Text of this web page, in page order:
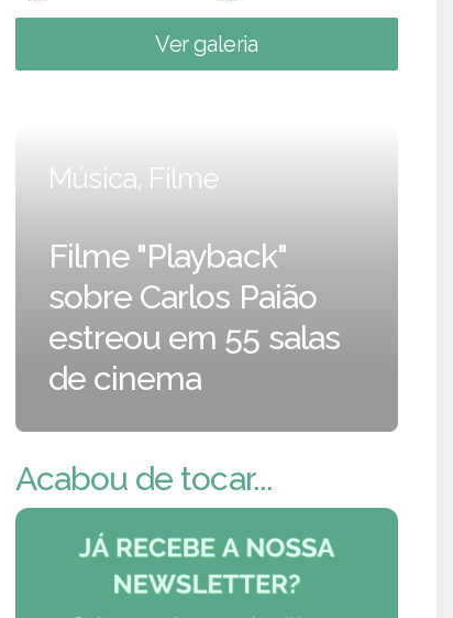
Ver galeria
Música, Filme
Filme "Playback"
sobre Carlos Paião
estreou em 55 salas
de cinema
Acabou de tocar...